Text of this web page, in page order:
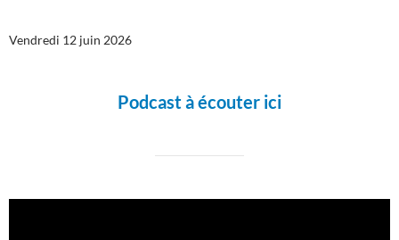
Vendredi 12 juin 2026
Podcast à écouter ici